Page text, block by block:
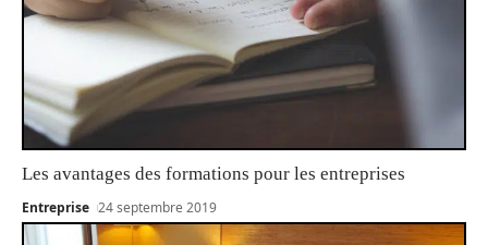
Les avantages des formations pour les entreprises
Entreprise 24 septembre 2019